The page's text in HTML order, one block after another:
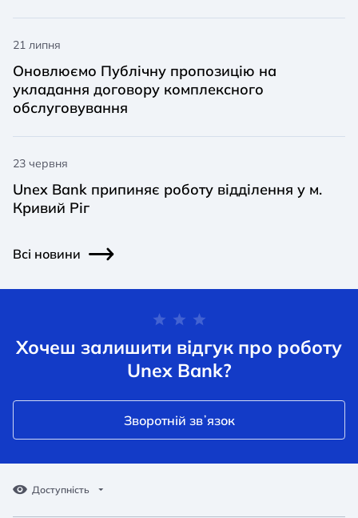
21 липня
Оновлюємо Публічну пропозицію на
укладання договору комплексного
обслуговування
23 червня
Unex Bank припиняє роботу відділення у м.
Кривий Ріг
Всі новини
Хочеш залишити відгук про роботу
Unex Bank?
Зворотній звʼязок
Доступність